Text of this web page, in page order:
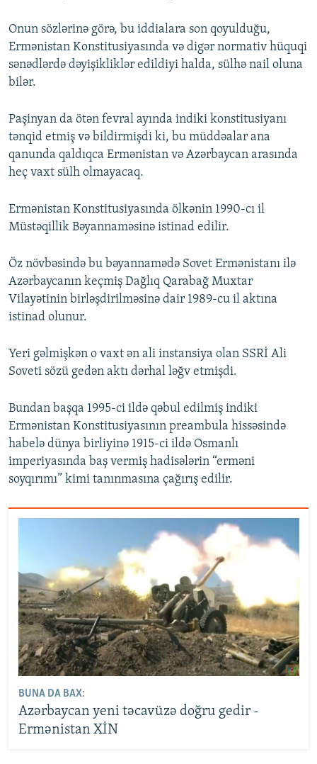
Onun sözlərinə görə, bu iddialara son qoyulduğu,
Ermənistan Konstitusiyasında və digər normativ hüquqi
sənədlərdə dəyişikliklər edildiyi halda, sülhə nail oluna
bilər.
Paşinyan da ötən fevral ayında indiki konstitusiyanı
tənqid etmiş və bildirmişdi ki, bu müddəalar ana
qanunda qaldıqca Ermənistan və Azərbaycan arasında
heç vaxt sülh olmayacaq.
Ermənistan Konstitusiyasında ölkənin 1990-cı il
Müstəqillik Bəyannaməsinə istinad edilir.
Öz növbəsində bu bəyannamədə Sovet Ermənistanı ilə
Azərbaycanın keçmiş Dağlıq Qarabağ Muxtar
Vilayətinin birləşdirilməsinə dair 1989-cu il aktına
istinad olunur.
Yeri gəlmişkən o vaxt ən ali instansiya olan SSRİ Ali
Soveti sözü gedən aktı dərhal ləğv etmişdi.
Bundan başqa 1995-ci ildə qəbul edilmiş indiki
Ermənistan Konstitusiyasının preambula hissəsində
habelə dünya birliyinə 1915-ci ildə Osmanlı
imperiyasında baş vermiş hadisələrin “erməni
soyqırımı” kimi tanınmasına çağırış edilir.
BUNA DA BAX:
Azərbaycan yeni təcavüzə doğru gedir -
Ermənistan XİN